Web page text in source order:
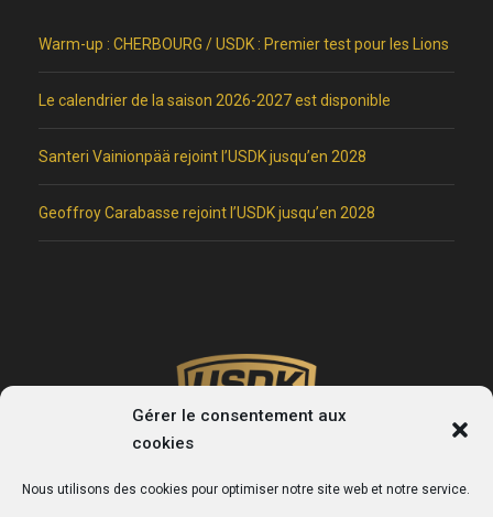
Gérer le consentement aux
cookies
Nous utilisons des cookies pour optimiser notre site web et notre service.
Warm-up : CHERBOURG / USDK : Premier test pour les Lions
Le calendrier de la saison 2026-2027 est disponible
Santeri Vainionpää rejoint l’USDK jusqu’en 2028
Geoffroy Carabasse rejoint l’USDK jusqu’en 2028